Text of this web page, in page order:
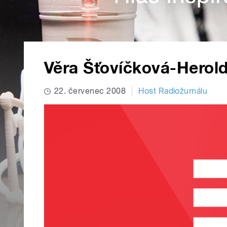
Věra Šťovíčková-
22. červenec 2008 Host Radiožurnálu